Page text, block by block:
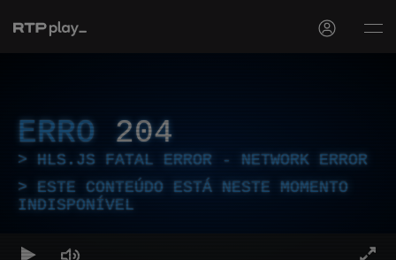
ERRO 204
HLS.JS FATAL ERROR - NETWORK ERROR
ESTE CONTEÚDO ESTÁ NESTE MOMENTO
INDISPONÍVEL